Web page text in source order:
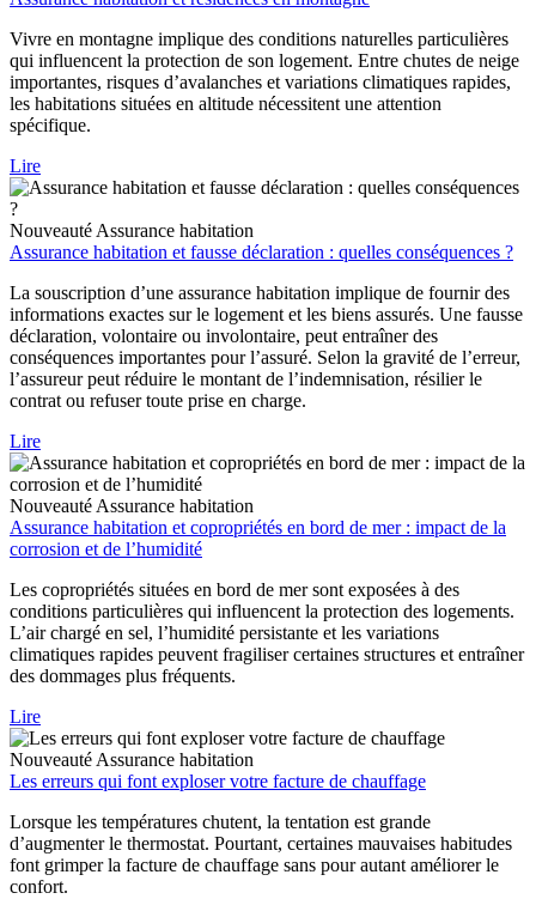
Vivre en montagne implique des conditions naturelles particulières
qui influencent la protection de son logement. Entre chutes de neige
importantes, risques d’avalanches et variations climatiques rapides,
les habitations situées en altitude nécessitent une attention
spécifique.
Lire
Nouveauté Assurance habitation
Assurance habitation et fausse déclaration : quelles conséquences ?
La souscription d’une assurance habitation implique de fournir des
informations exactes sur le logement et les biens assurés. Une fausse
déclaration, volontaire ou involontaire, peut entraîner des
conséquences importantes pour l’assuré. Selon la gravité de l’erreur,
l’assureur peut réduire le montant de l’indemnisation, résilier le
contrat ou refuser toute prise en charge.
Lire
Nouveauté Assurance habitation
Assurance habitation et copropriétés en bord de mer : impact de la
corrosion et de l’humidité
Les copropriétés situées en bord de mer sont exposées à des
conditions particulières qui influencent la protection des logements.
L’air chargé en sel, l’humidité persistante et les variations
climatiques rapides peuvent fragiliser certaines structures et entraîner
des dommages plus fréquents.
Lire
Nouveauté Assurance habitation
Les erreurs qui font exploser votre facture de chauffage
Lorsque les températures chutent, la tentation est grande
d’augmenter le thermostat. Pourtant, certaines mauvaises habitudes
font grimper la facture de chauffage sans pour autant améliorer le
confort.